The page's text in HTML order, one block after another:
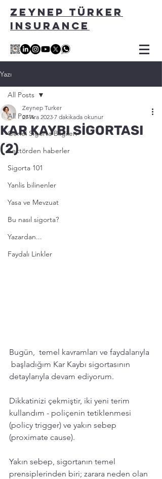
ZEYNEP TÜRKER
INSURANCE
Yazı
All Posts
Genel Sigorta Bilgileri
Sektörden haberler
Sigorta 101
Yanlis bilinenler
Yasa ve Mevzuat
Bu nasıl sigorta?
Yazardan...
Faydalı Linkler
All Posts
KAR KAYBI SİGORTASI
(2)
Zeynep Turker
27 Ara 2023 7 dakikada okunur
Bugün,  temel kavramları ve faydalarıyla
başladığım Kar Kaybı sigortasının
detaylarıyla devam ediyorum.
Dikkatinizi çekmiştir, iki yeni terim
kullandım - poliçenin tetiklenmesi
(policy trigger) ve yakın sebep
(proximate cause).
Yakın sebep, sigortanın temel
prensiplerinden biri; zarara neden olan